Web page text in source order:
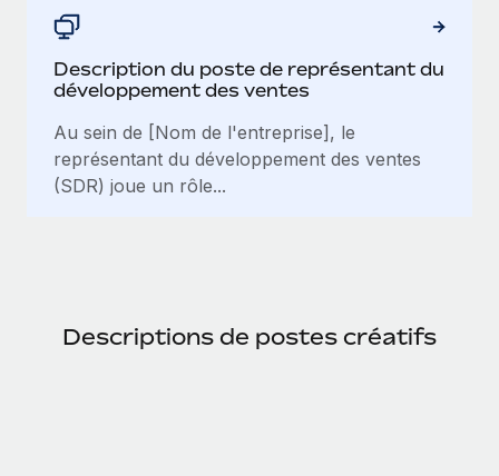
Description du poste de représentant du
développement des ventes
Au sein de [Nom de l'entreprise], le
représentant du développement des ventes
(SDR) joue un rôle...
Descriptions de postes créatifs